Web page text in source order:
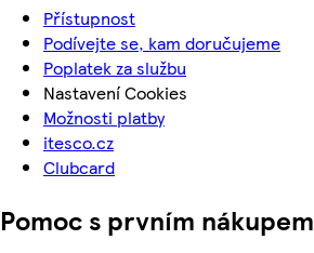
Přístupnost
Podívejte se, kam doručujeme
Poplatek za službu
Nastavení Cookies
Možnosti platby
itesco.cz
Clubcard
Pomoc s prvním nákupem